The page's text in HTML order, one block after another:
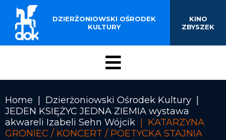
Przejdź
treści
Menu
DOK
BUDYNKU KINOTEATRU
„ZBYSZEK” W
DZIERŻONIOWIE
DZIERŻONIOWSKI OŚRODEK
KULTURY
KINO
ZBYSZEK
Ścieżka
nawigacyjna
Home
Dzierżoniowski Ośrodek Kultury
JEDEN KSIĘŻYC JEDNA ZIEMIA wystawa
akwareli Izabeli Sehn Wójcik
KATARZYNA
GRONIEC / KONCERT / POETYCKA STAJNIA